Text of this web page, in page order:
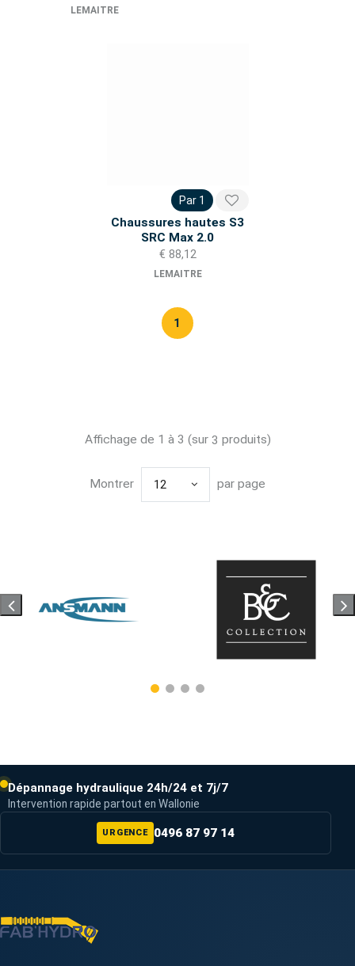
LEMAITRE
Par 1
Chaussures hautes S3
SRC Max 2.0
€ 88,12
LEMAITRE
1
Affichage de 1 à 3 (sur 3 produits)
Montrer 12 par page
Dépannage hydraulique 24h/24 et 7j/7
Intervention rapide partout en Wallonie
URGENCE 0496 87 97 14